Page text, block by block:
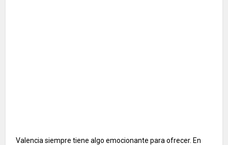
Valencia siempre tiene algo emocionante para ofrecer. En